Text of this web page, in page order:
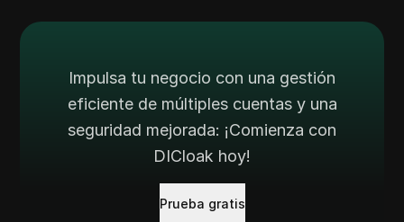
Impulsa tu negocio con una gestión
eficiente de múltiples cuentas y una
seguridad mejorada: ¡Comienza con
DICloak hoy!
Prueba gratis